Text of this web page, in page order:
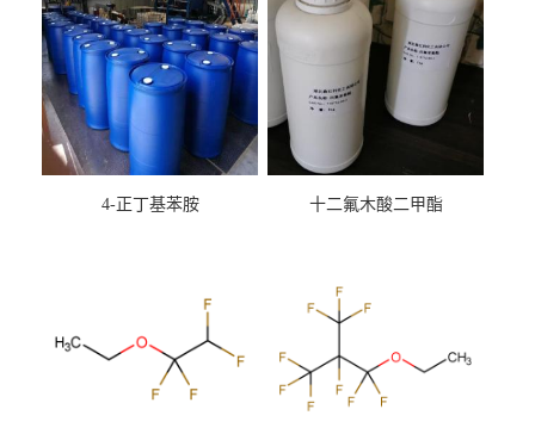
4-正丁基苯胺 十二氟木酸二甲酯